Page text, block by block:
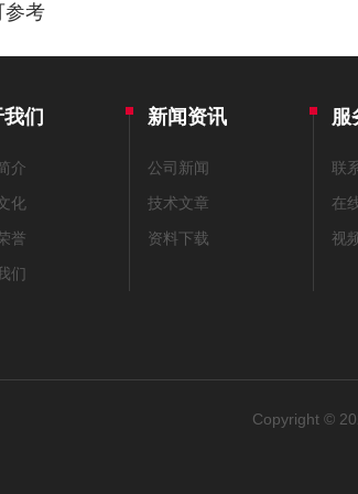
参考
们
介
化
誉
们
新闻资讯
公司新闻
技术文章
资料下载
服
联
在
视
Copyright ©